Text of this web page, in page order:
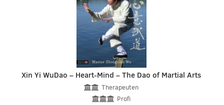
Xin Yi WuDao – Heart-Mind – The Dao of Martial Arts
Therapeuten
Profi